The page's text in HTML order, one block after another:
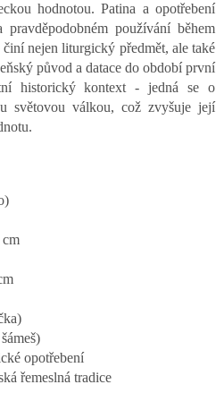
hodnotou. Patina a opotřebení
používání během
nejen liturgický předmět, ale také
původ a datace do období první
historický kontext - jedná se o
světovou válkou, což zvyšuje její
cm
opotřebení
řemeslná tradice